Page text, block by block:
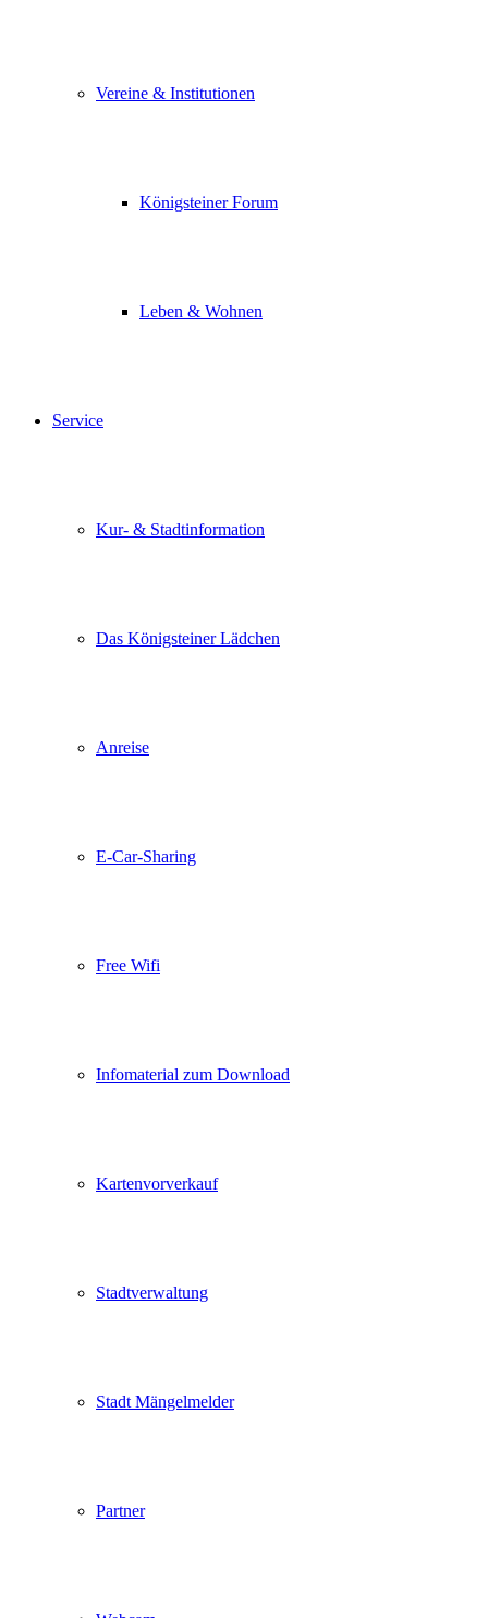
Vereine & Institutionen
Königsteiner Forum
Leben & Wohnen
Service
Kur- & Stadtinformation
Das Königsteiner Lädchen
Anreise
E-Car-Sharing
Free Wifi
Infomaterial zum Download
Kartenvorverkauf
Stadtverwaltung
Stadt Mängelmelder
Partner